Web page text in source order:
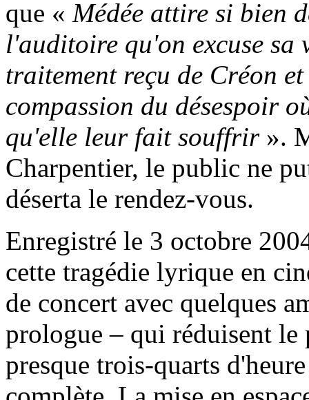
que « Médée attire si bien
l'auditoire qu'on excuse sa
traitement reçu de Créon
compassion du désespoir
qu'elle leur fait souffrir».
Charpentier, le public ne
déserta le rendez-vous.
Enregistré le 3 octobre
cette tragédie lyrique en
de concert avec quelques
prologue – qui réduisent le
presque trois-quarts